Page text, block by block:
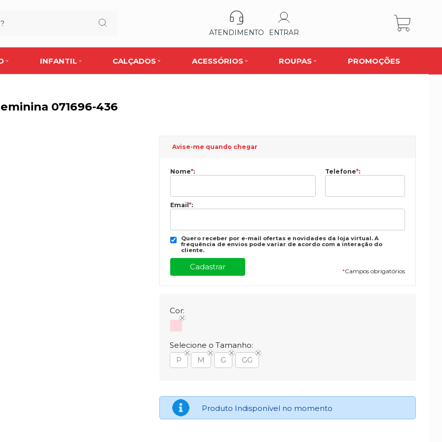
ATENDIMENTO ENTRAR
INFANTIL CALÇADOS ACESSÓRIOS ROUPAS PROMOÇÕES
071696-436
Avise-me quando chegar
Nome*: Telefone*:
Email *:
Quero receber por e-mail ofertas e novidades da loja virtual. A
frequência de envios pode variar de acordo com a interação do
cliente.
*Campos obrigatórios
Cor:
Selecione o Tamanho:
P
M G GG
Produto Indisponível no momento